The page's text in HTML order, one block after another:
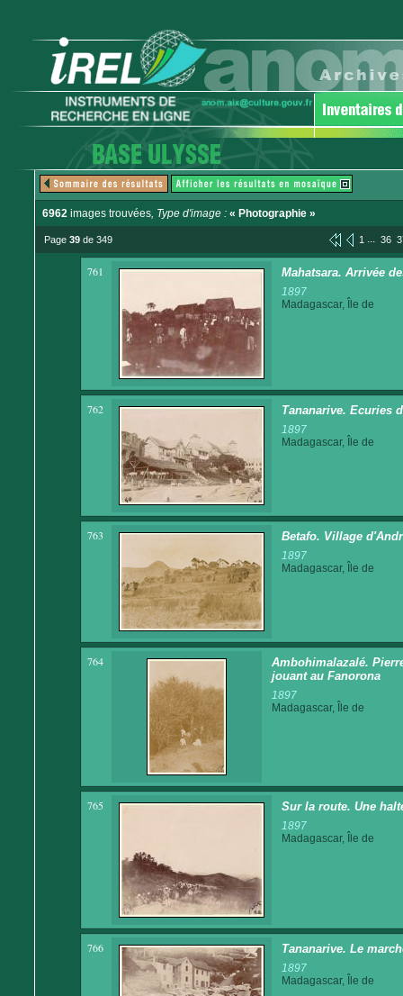
6962 images trouvées, Type d'image : « Photographie »
Page 39 de 349 1 ... 36
761 Mahatsara. Arrivée
1897
Madagascar, Île de
762 Tananarive. Ecuries
1897
Madagascar, Île de
763 Betafo. Village
1897
Madagascar, Île de
764
Ambohimalazalé.
jouant au Fanorona
1897
Madagascar, Île de
765 Sur la route. Une
1897
Madagascar, Île de
766 Tananarive. Le
1897
Madagascar, Île de